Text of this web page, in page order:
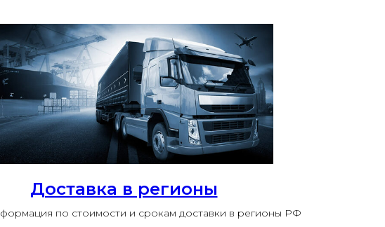
Доставка в регионы
по стоимости и срокам доставки в регионы РФ